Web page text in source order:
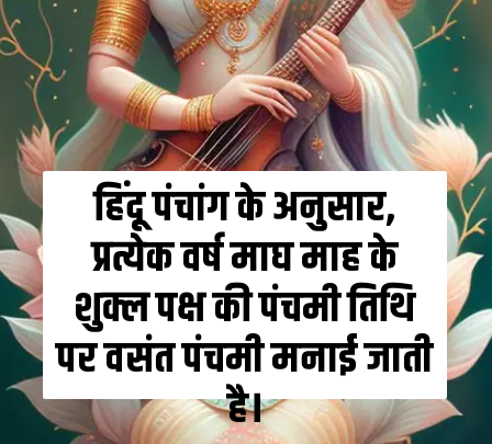
हिंदू पंचांग के अनुसार,
प्रत्येक वर्ष माघ माह के
शुक्ल पक्ष की पंचमी तिथि
पर वसंत पंचमी मनाई जाती
है।